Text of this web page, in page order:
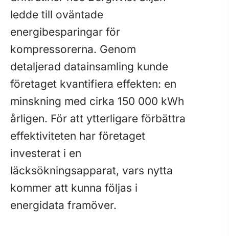
ledde till oväntade
energibesparingar för
kompressorerna. Genom
detaljerad datainsamling kunde
företaget kvantifiera effekten: en
minskning med cirka 150 000 kWh
årligen. För att ytterligare förbättra
effektiviteten har företaget
investerat i en
läcksökningsapparat, vars nytta
kommer att kunna följas i
energidata framöver.